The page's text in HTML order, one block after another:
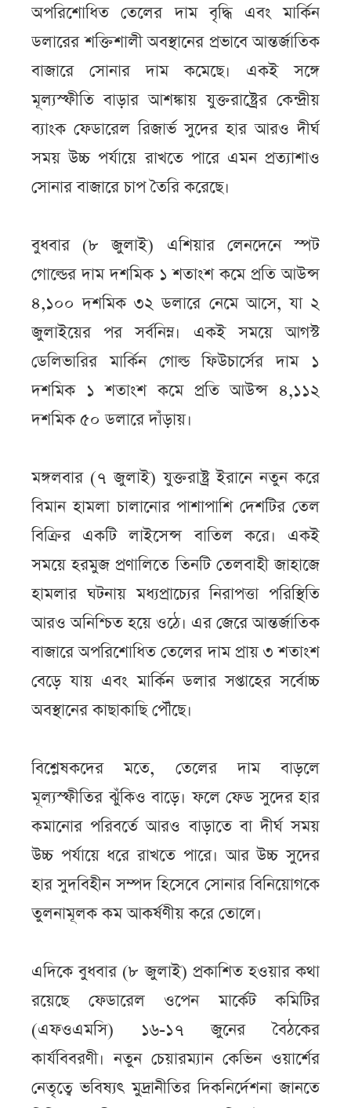
অপরিশোধিত তেলের দাম বৃদ্ধি এবং মার্কিন
ডলারের শক্তিশালী অবস্থানের প্রভাবে আন্তর্জাতিক
বাজারে সোনার দাম কমেছে। একই সঙ্গে
মূল্যস্ফীতি বাড়ার আশঙ্কায় যুক্তরাষ্ট্রের কেন্দ্রীয়
ব্যাংক ফেডারেল রিজার্ভ সুদের হার আরও দীর্ঘ
সময় উচ্চ পর্যায়ে রাখতে পারে এমন প্রত্যাশাও
সোনার বাজারে চাপ তৈরি করেছে।
বুধবার (৮ জুলাই) এশিয়ার লেনদেনে স্পট
গোল্ডের দাম দশমিক ১ শতাংশ কমে প্রতি আউন্স
৪,১০০ দশমিক ৩২ ডলারে নেমে আসে, যা ২
জুলাইয়ের পর সর্বনিম্ন। একই সময়ে আগস্ট
ডেলিভারির মার্কিন গোল্ড ফিউচার্সের দাম ১
দশমিক ১ শতাংশ কমে প্রতি আউন্স ৪,১১২
দশমিক ৫০ ডলারে দাঁড়ায়।
মঙ্গলবার (৭ জুলাই) যুক্তরাষ্ট্র ইরানে নতুন করে
বিমান হামলা চালানোর পাশাপাশি দেশটির তেল
বিক্রির একটি লাইসেন্স বাতিল করে। একই
সময়ে হরমুজ প্রণালিতে তিনটি তেলবাহী জাহাজে
হামলার ঘটনায় মধ্যপ্রাচ্যের নিরাপত্তা পরিস্থিতি
আরও অনিশ্চিত হয়ে ওঠে। এর জেরে আন্তর্জাতিক
বাজারে অপরিশোধিত তেলের দাম প্রায় ৩ শতাংশ
বেড়ে যায় এবং মার্কিন ডলার সপ্তাহের সর্বোচ্চ
অবস্থানের কাছাকাছি পৌঁছে।
বিশ্লেষকদের মতে, তেলের দাম বাড়লে
মূল্যস্ফীতির ঝুঁকিও বাড়ে। ফলে ফেড সুদের হার
কমানোর পরিবর্তে আরও বাড়াতে বা দীর্ঘ সময়
উচ্চ পর্যায়ে ধরে রাখতে পারে। আর উচ্চ সুদের
হার সুদবিহীন সম্পদ হিসেবে সোনার বিনিয়োগকে
তুলনামূলক কম আকর্ষণীয় করে তোলে।
এদিকে বুধবার (৮ জুলাই) প্রকাশিত হওয়ার কথা
রয়েছে ফেডারেল ওপেন মার্কেট কমিটির
(এফওএমসি) ১৬-১৭ জুনের বৈঠকের
কার্যবিবরণী। নতুন চেয়ারম্যান কেভিন ওয়ার্শের
নেতৃত্বে ভবিষ্যৎ মুদ্রানীতির দিকনির্দেশনা জানতে